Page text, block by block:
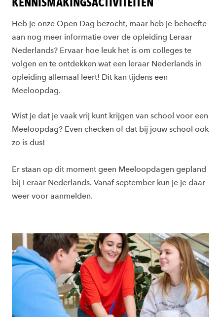
Heb je onze Open Dag bezocht, maar heb je behoefte
aan nog meer informatie over de opleiding Leraar
Nederlands? Ervaar hoe leuk het is om colleges te
volgen en te ontdekken wat een leraar Nederlands in
opleiding allemaal leert! Dit kan tijdens een
Meeloopdag.
Wist je dat je vaak vrij kunt krijgen van school voor een
Meeloopdag? Even checken of dat bij jouw school ook
zo is dus!
Er staan op dit moment geen Meeloopdagen gepland
bij Leraar Nederlands. Vanaf september kun je je daar
weer voor aanmelden.